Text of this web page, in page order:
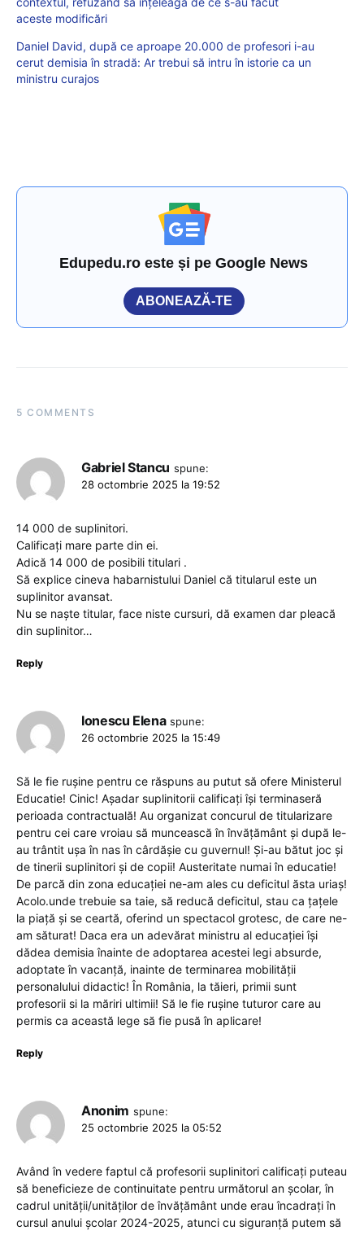
aceste modificări
Daniel David, după ce aproape 20.000 de profesori i-au
cerut demisia în stradă: Ar trebui să intru în istorie ca un
ministru curajos
Edupedu.ro este și pe Google News
ABONEAZĂ-TE
5 COMMENTS
Gabriel Stancu spune:
28 octombrie 2025 la 19:52
14 000 de suplinitori.
Calificați mare parte din ei.
Adică 14 000 de posibili titulari .
Să explice cineva habarnistului Daniel că titularul este un
suplinitor avansat.
Nu se naște titular, face niste cursuri, dă examen dar pleacă
din suplinitor…
Reply
Ionescu Elena spune:
26 octombrie 2025 la 15:49
Să le fie rușine pentru ce răspuns au putut să ofere Ministerul
Educatie! Cinic! Așadar suplinitorii calificați își terminaseră
perioada contractuală! Au organizat concurul de titularizare
pentru cei care vroiau să muncească în învățământ și după le-
au trântit ușa în nas în cârdășie cu guvernul! Și-au bătut joc și
de tinerii suplinitori și de copii! Austeritate numai în educatie!
De parcă din zona educației ne-am ales cu deficitul ăsta uriaș!
Acolo.unde trebuie sa taie, să reducă deficitul, stau ca țațele
la piață și se ceartă, oferind un spectacol grotesc, de care ne-
am săturat! Daca era un adevărat ministru al educației își
dădea demisia înainte de adoptarea acestei legi absurde,
adoptate în vacanță, inainte de terminarea mobilității
personalului didactic! În România, la tăieri, primii sunt
profesorii si la măriri ultimii! Să le fie rușine tuturor care au
permis ca această lege să fie pusă în aplicare!
Reply
Anonim spune:
25 octombrie 2025 la 05:52
Având în vedere faptul că profesorii suplinitori calificați puteau
să beneficieze de continuitate pentru următorul an școlar, în
cadrul unității/unităților de învățământ unde erau încadrați în
cursul anului școlar 2024-2025, atunci cu siguranță putem să